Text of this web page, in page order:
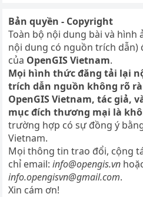
Bản quyền - Copyright
Toàn bộ nội dung bài và
nội dung có nguồn trích dẫn)
của OpenGIS Vietnam.
Mọi hình thức đăng tải lại
trích dẫn nguồn không rõ
OpenGIS Vietnam, tác giả,
mục đích thương mại là
trường hợp có sự đồng ý
Vietnam.
Mọi thông tin trao đổi, cộng
chỉ email:info@opengis.vn
info.opengisvn@gmail.com.
Xin cám ơn!